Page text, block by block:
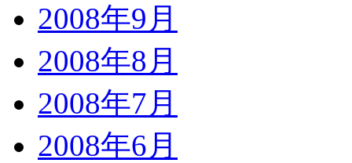
2008年9月
2008年8月
2008年7月
2008年6月